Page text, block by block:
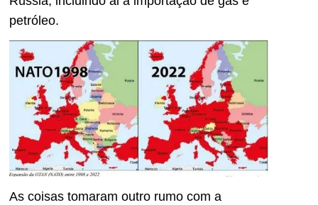
petróleo.
As coisas tomaram outro rumo com a